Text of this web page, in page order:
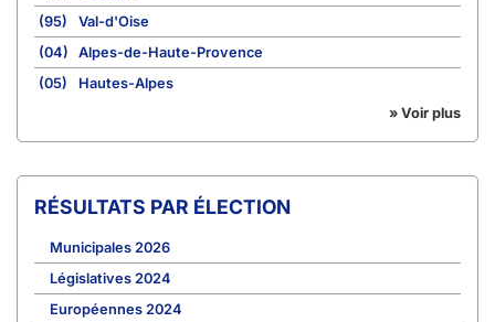
(95)
Val-d'Oise
(04)
Alpes-de-Haute-Provence
(05)
Hautes-Alpes
» Voir plus
RÉSULTATS PAR ÉLECTION
Municipales 2026
Législatives 2024
Européennes 2024